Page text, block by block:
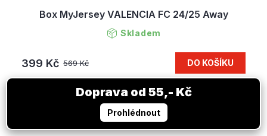
Box MyJersey VALENCIA FC 24/25 Away
Skladem
569 Kč
399 Kč DO KOŠÍKU